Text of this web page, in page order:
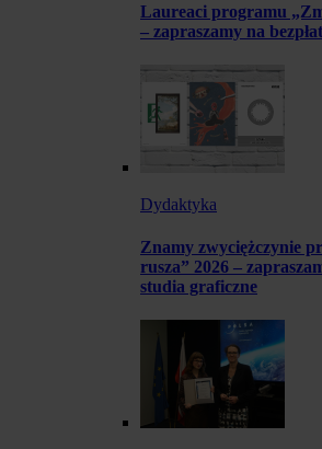
Laureaci programu
– zapraszamy na
Dydaktyka
Znamy zwyciężczynie
rusza” 2026 –
studia graficzne